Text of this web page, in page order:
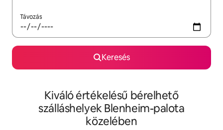
Távozás
Keresés
Kiváló értékelésű bérelhető
szálláshelyek Blenheim-palota
közelében